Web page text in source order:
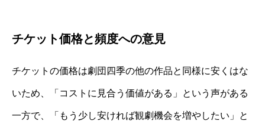
チケット価格と頻度への意見
チケットの価格は劇団四季の他の作品と同様に安くはな
いため、「コストに見合う価値がある」という声がある
一方で、「もう少し安ければ観劇機会を増やしたい」と